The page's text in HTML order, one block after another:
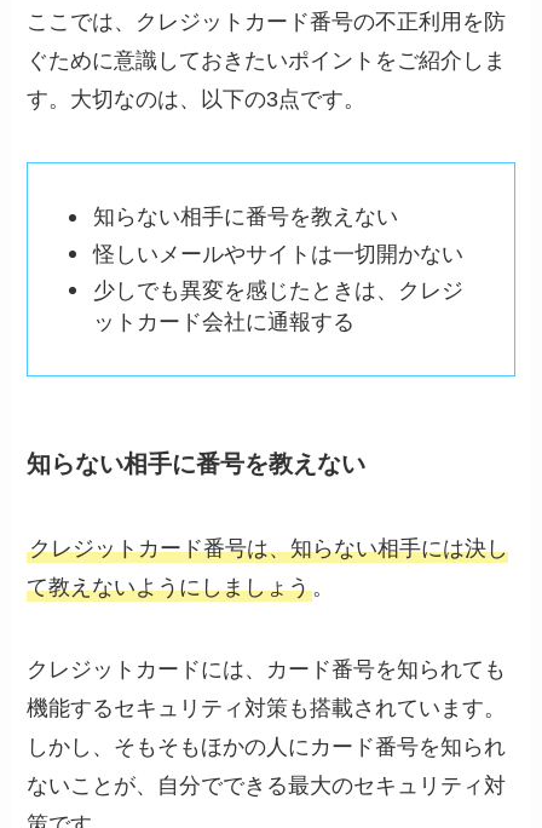
ここでは、クレジットカード番号の不正利用を防
ぐために意識しておきたいポイントをご紹介しま
す。大切なのは、以下の3点です。
知らない相手に番号を教えない
怪しいメールやサイトは一切開かない
少しでも異変を感じたときは、クレジ
ットカード会社に通報する
知らない相手に番号を教えない
クレジットカード番号は、知らない相手には決し
て教えないようにしましょう。
クレジットカードには、カード番号を知られても
機能するセキュリティ対策も搭載されています。
しかし、そもそもほかの人にカード番号を知られ
ないことが、自分でできる最大のセキュリティ対